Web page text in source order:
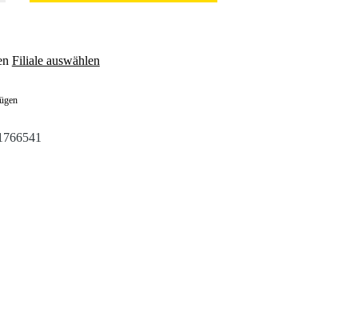
Filiale auswählen